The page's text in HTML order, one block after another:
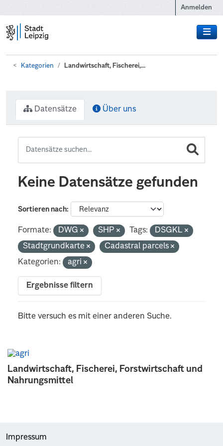
Anmelden
Kategorien Landwirtschaft, Fischerei,...
Landwirtschaft, Fischerei, Forstwirtschaft und
Nahrungsmittel
Datensätze Über uns
Keine Datensätze gefunden
Sortieren nach
Formate: DWG SHP Tags:
DSGKL
Stadtgrundkarte
Cadastral parcels
Kategorien:
agri
Ergebnisse filtern
Bitte versuch es mit einer anderen Suche.
Impressum